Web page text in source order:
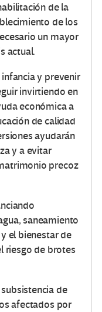
de la
de los
un mayor
actual.
y prevenir
invirtiendo en
económica a
de calidad
ayudarán
y a evitar
precoz
saneamiento
el bienestar de
riesgo de brotes
de
afectados por